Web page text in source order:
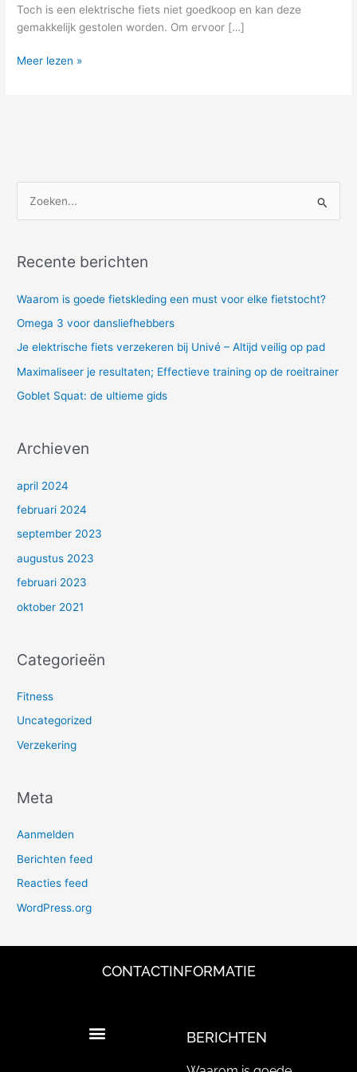
Toch is een elektrische fiets niet goedkoop en kan deze
gemakkelijk gestolen worden. Om ervoor […]
pad
Meer lezen »
k
a
a
r
Recente berichten
Waarom is goede fietskleding een must voor elke fietstocht?
Omega 3 voor dansliefhebbers
Je elektrische fiets verzekeren bij Univé – Altijd veilig op pad
Maximaliseer je resultaten; Effectieve training op de roeitrainer
Goblet Squat: de ultieme gids
Archieven
april 2024
februari 2024
september 2023
augustus 2023
februari 2023
oktober 2021
Categorieën
Fitness
Uncategorized
Verzekering
Meta
Aanmelden
Berichten feed
Reacties feed
WordPress.org
CONTACTINFORMATIE
BERICHTEN